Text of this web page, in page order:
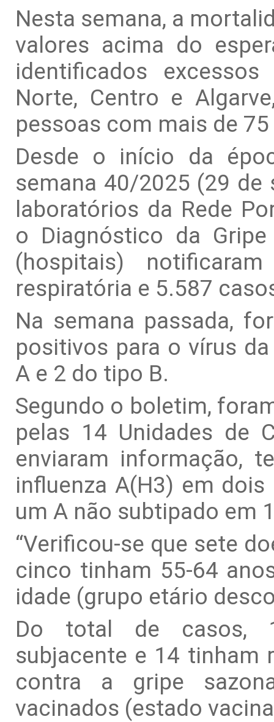
Nesta semana, a
valores acima do
identificados
Norte, Centro e
pessoas com mais de
Desde o início da
semana 40/2025 (29
laboratórios da Rede
o Diagnóstico da
(hospitais)
respiratória e 5.587
Na semana passada,
positivos para o vírus
A e 2 do tipo B.
Segundo o boletim,
pelas 14 Unidades de
enviaram informação,
influenza A(H3) em
um A não subtipado em
“Verificou-se que sete
cinco tinham 55-64
idade (grupo etário
Do total de casos,
subjacente e 14 tinham
contra a gripe
vacinados (estado